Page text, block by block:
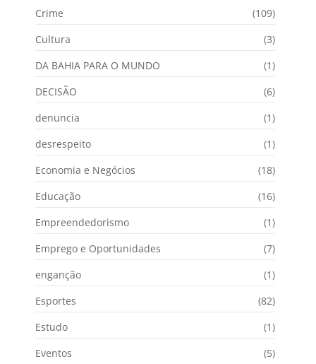
Crime
(109)
Cultura
(3)
DA BAHIA PARA O MUNDO
(1)
DECISÃO
(6)
denuncia
(1)
desrespeito
(1)
Economia e Negócios
(18)
Educação
(16)
Empreendedorismo
(1)
Emprego e Oportunidades
(7)
enganção
(1)
Esportes
(82)
Estudo
(1)
Eventos
(5)